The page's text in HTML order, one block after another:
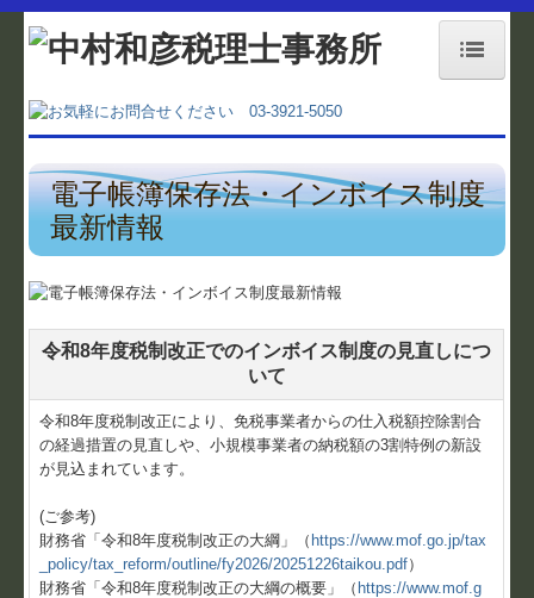
ホーム
業務内容
お役立ちコーナー
補助金・助成金情報
関与先向け融資商品ご紹介
戦略財務情報システム
電子帳簿保存法・インボイス制度
最新情報
令和8年度税制改正でのインボイス制度の見直しにつ
いて
令和8年度税制改正により、免税事業者からの仕入税額控除割合
の経過措置の見直しや、小規模事業者の納税額の3割特例の新設
が見込まれています。
(ご参考)
財務省「令和8年度税制改正の大綱」（ https://www.mof.go.jp/tax
_policy/tax_reform/outline/fy2026/20251226taikou.pdf）
財務省「令和8年度税制改正の大綱の概要」（ https://www.mof.g